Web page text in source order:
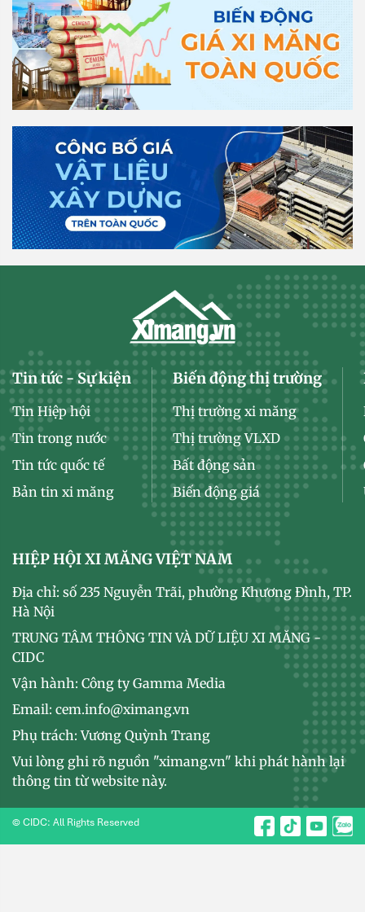
Tin tức - Sự kiện
Tin Hiệp hội
Tin trong nước
Tin tức quốc tế
Bản tin xi măng
Biến động thị trường
Thị trường xi măng
Thị trường VLXD
Bất động sản
Biến động giá
HIỆP HỘI XI MĂNG VIỆT NAM
Địa chỉ: số 235 Nguyễn Trãi, phường Khương Đình, TP.
Hà Nội
TRUNG TÂM THÔNG TIN VÀ DỮ LIỆU XI MĂNG -
CIDC
Vận hành: Công ty Gamma Media
Email: cem.info@ximang.vn
Phụ trách: Vương Quỳnh Trang
Vui lòng ghi rõ nguồn "ximang.vn" khi phát hành lại
thông tin từ website này.
© CIDC: All Rights Reserved